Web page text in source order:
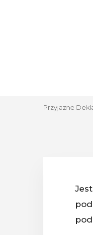
Przyjazne